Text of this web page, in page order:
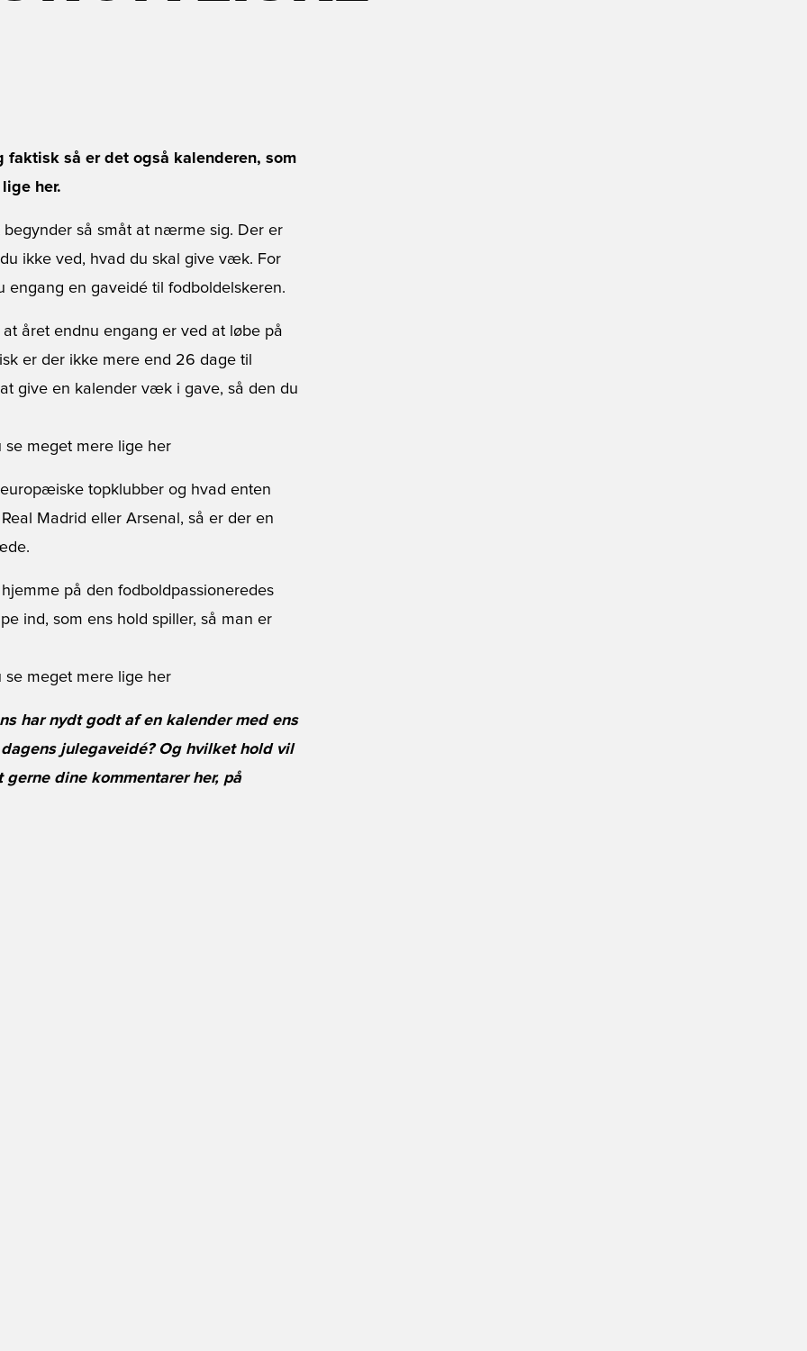
så er det også kalenderen, som
her.
så småt at nærme sig. Der er
ikke ved, hvad du skal give væk. For
engang en gaveidé til fodboldelskeren.
året endnu engang er ved at løbe på
er der ikke mere end 26 dage til
give en kalender væk i gave, så den du
se meget mere lige her
topklubber og hvad enten
Madrid eller Arsenal, så er der en
på den fodboldpassioneredes
ind, som ens hold spiller, så man er
se meget mere lige her
har nydt godt af en kalender med ens
julegaveidé? Og hvilket hold vil
dine kommentarer her, på